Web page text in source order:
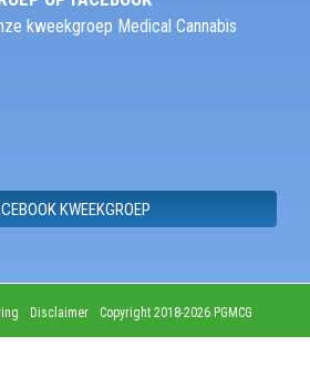
kweekgroep Medical Cannabis
KWEEKGROEP
Disclaimer Copyright 2018-2026 PGMCG